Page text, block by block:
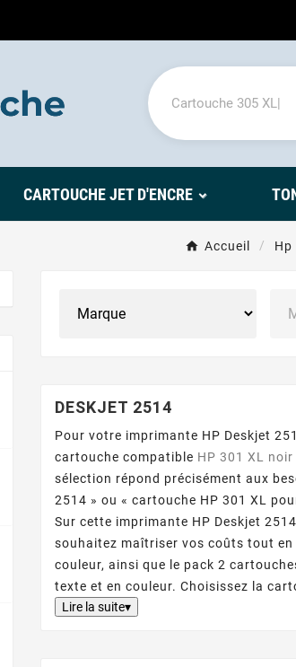
CARTOUCHE JET D'ENCRE
Accueil Hp
DESKJET 2514
Pour votre imprimante HP Deskjet
cartouche compatible HP 301 XL noir
sélection répond précisément aux
2514 » ou « cartouche HP 301 XL
Sur cette imprimante HP Deskjet
souhaitez maîtriser vos coûts tout
couleur, ainsi que le pack 2
texte et en couleur. Choisissez la
Lire la suite▾